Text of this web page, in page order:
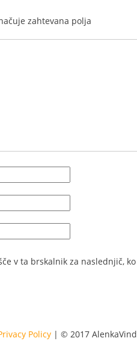
zahtevana polja
v ta brskalnik za naslednjič,
Policy | © 2017